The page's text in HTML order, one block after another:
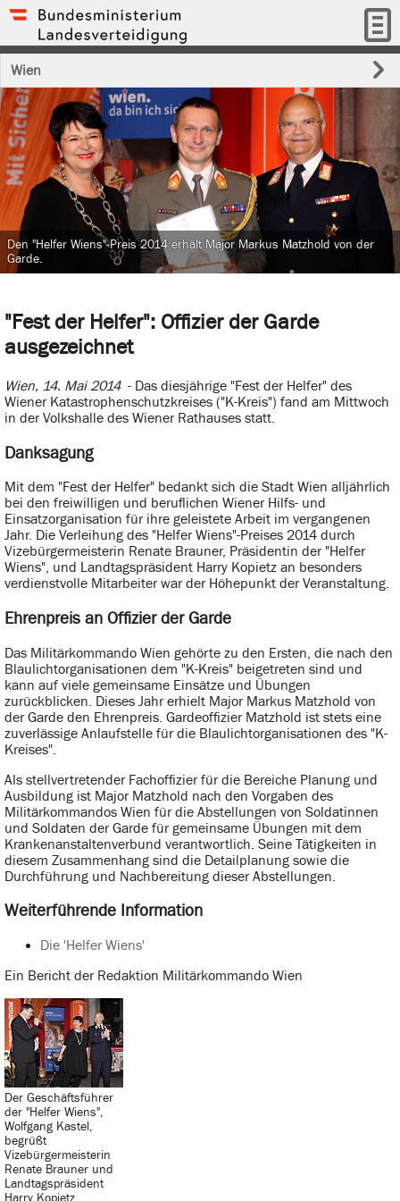
Wien
"Fest der Helfer": Offizier der Garde
ausgezeichnet
Wien, 14. Mai 2014 - Das diesjährige "Fest der Helfer" des
Wiener Katastrophenschutzkreises ("K-Kreis") fand am Mittwoch
in der Volkshalle des Wiener Rathauses statt.
Danksagung
Mit dem "Fest der Helfer" bedankt sich die Stadt Wien alljährlich
bei den freiwilligen und beruflichen Wiener Hilfs- und
Einsatzorganisation für ihre geleistete Arbeit im vergangenen
Jahr. Die Verleihung des "Helfer Wiens"-Preises 2014 durch
Vizebürgermeisterin Renate Brauner, Präsidentin der "Helfer
Wiens", und Landtagspräsident Harry Kopietz an besonders
verdienstvolle Mitarbeiter war der Höhepunkt der Veranstaltung.
Ehrenpreis an Offizier der Garde
Das Militärkommando Wien gehörte zu den Ersten, die nach den
Blaulichtorganisationen dem "K-Kreis" beigetreten sind und
kann auf viele gemeinsame Einsätze und Übungen
zurückblicken. Dieses Jahr erhielt Major Markus Matzhold von
der Garde den Ehrenpreis. Gardeoffizier Matzhold ist stets eine
zuverlässige Anlaufstelle für die Blaulichtorganisationen des "K-
Kreises".
Als stellvertretender Fachoffizier für die Bereiche Planung und
Ausbildung ist Major Matzhold nach den Vorgaben des
Militärkommandos Wien für die Abstellungen von Soldatinnen
und Soldaten der Garde für gemeinsame Übungen mit dem
Krankenanstaltenverbund verantwortlich. Seine Tätigkeiten in
diesem Zusammenhang sind die Detailplanung sowie die
Durchführung und Nachbereitung dieser Abstellungen.
Weiterführende Information
Die 'Helfer Wiens'
Ein Bericht der Redaktion Militärkommando Wien
Den "Helfer Wiens"-Preis 2014 erhält Major Markus Matzhold von der
Garde.
Der Geschäftsführer
der "Helfer Wiens",
Wolfgang Kastel,
begrüßt
Vizebürgermeisterin
Renate Brauner und
Landtagspräsident